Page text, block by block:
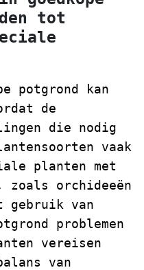
tot
potgrond kan
de
die nodig
vaak
planten met
zoals orchideeën
gebruik van
problemen
vereisen
van